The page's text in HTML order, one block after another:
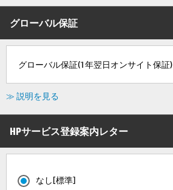
グローバル保証
グローバル保証(1年翌日オンサイト保証)
≫ 説明を見る
HPサービス登録案内レター
なし[標準]